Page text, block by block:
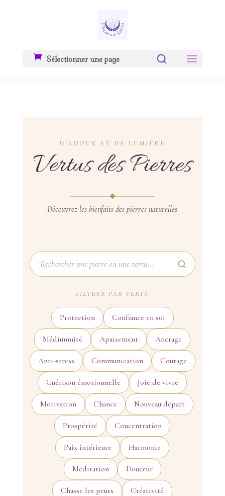
Sélectionner une page
D'AMOUR ET DE LUMIÈRE
Vertus des Pierres
Découvrez les bienfaits des pierres naturelles
FILTRER PAR VERTU
Protection Confiance en soi
Médiumnité Apaisement Ancrage
Anti-stress Communication Courage
Guérison émotionnelle Joie de vivre
Motivation Chance Nouveau départ
Prospérité Concentration
Paix intérieure Harmonie
Méditation Douceur
Chasse les peurs Créativité